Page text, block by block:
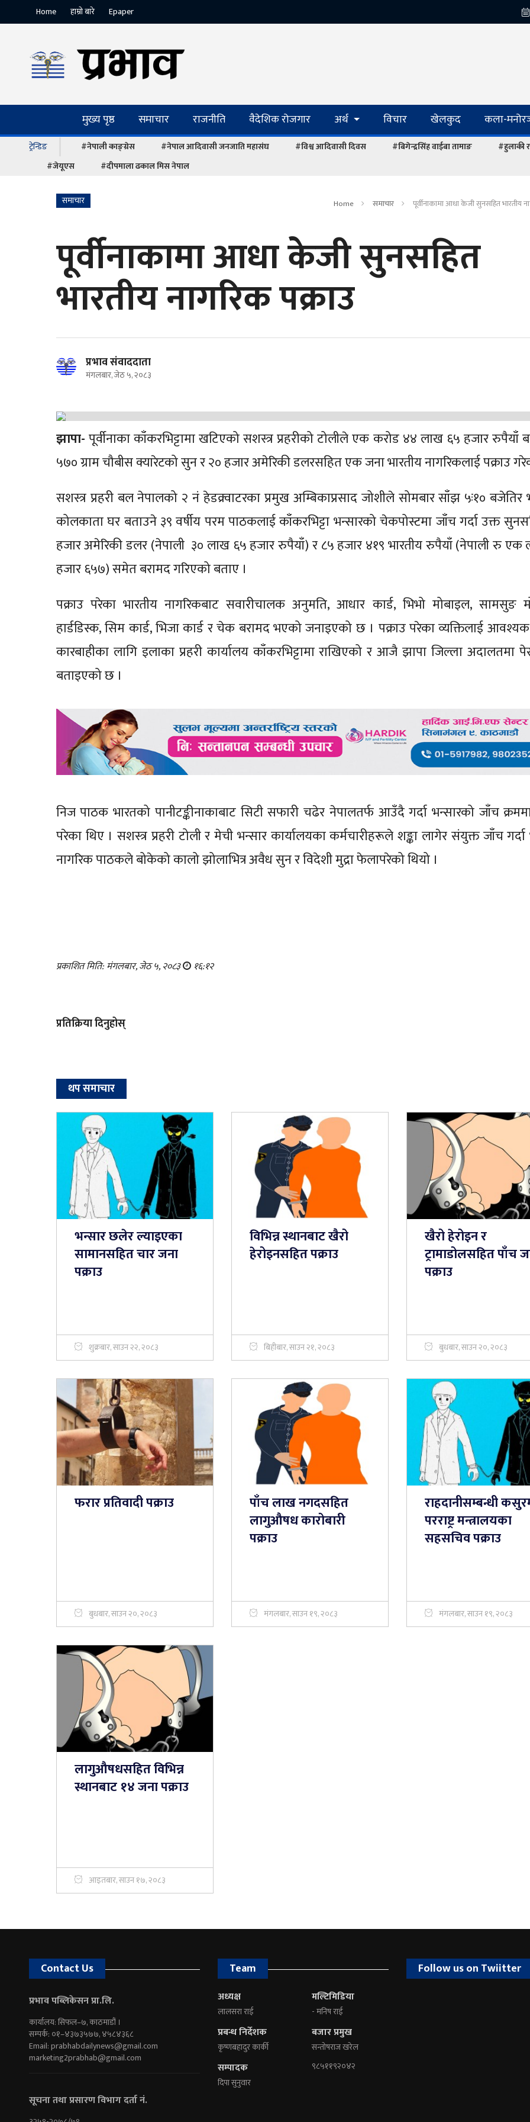
Home हाम्रो बारे Epaper
मुख्य पृष्ठ समाचार राजनीति वैदेशिक रोजगार अर्थ विचार खेलकुद कला-
ट्रेन्डिङ #नेपाली काङ्ग्रेस #नेपाल आदिवासी जनजाति महासंघ #विश्व आदिवासी दिवस #बिगेन्द्रसिंह वाईबा तामाङ
#हुलाकी
#जेयूएस
#दीपमाला ढकाल मिस नेपाल
समाचार Home समाचार पूर्वीनाकामा आधा केजी सुनसहित भारतीय
पूर्वीनाकामा आधा केजी सुनसहित
भारतीय नागरिक पक्राउ
प्रभाव संवाददाता
मंगलबार, जेठ ५, २०८३
झापा-पूर्वीनाका काँकरभिट्टामा खटिएको सशस्त्र प्रहरीको टोलीले एक करोड ४४ लाख ६५ हजार रुपैयाँ
५७० ग्राम चौबीस क्यारेटको सुन र २० हजार अमेरिकी डलरसहित एक जना भारतीय नागरिकलाई पक्राउ
सशस्त्र प्रहरी बल नेपालको २ नं हेडक्र्वाटरका प्रमुख अम्बिकाप्रसाद जोशीले सोमबार साँझ ५ः१० बजेतिर
कोलकाता घर बताउने ३९ वर्षीय परम पाठकलाई काँकरभिट्टा भन्सारको चेकपोस्टमा जाँच गर्दा उक्त
हजार अमेरिकी डलर (नेपाली ३० लाख ६५ हजार रुपैयाँ) र ८५ हजार ४१९ भारतीय रुपैयाँ (नेपाली रु एक
हजार ६५७) समेत बरामद गरिएको बताए ।
पक्राउ परेका भारतीय नागरिकबाट सवारीचालक अनुमति, आधार कार्ड, भिभो मोबाइल, सामसुङ
हार्डडिस्क, सिम कार्ड, भिजा कार्ड र चेक बरामद भएको जनाइएको छ । पक्राउ परेका व्यक्तिलाई
कारबाहीका लागि इलाका प्रहरी कार्यालय काँकरभिट्टामा राखिएको र आजै झापा जिल्ला अदालतमा
बताइएको छ ।
निज पाठक भारतको पानीटङ्कीनाकाबाट सिटी सफारी चढेर नेपालतर्फ आउँदै गर्दा भन्सारको जाँच
परेका थिए । सशस्त्र प्रहरी टोली र मेची भन्सार कार्यालयका कर्मचारीहरूले शङ्का लागेर संयुक्त जाँच गर्दा
नागरिक पाठकले बोकेको कालो झोलाभित्र अवैध सुन र विदेशी मुद्रा फेलापरेको थियो ।
प्रकाशित मिति: मंगलबार, जेठ ५, २०८३ १६:१२
प्रतिक्रिया दिनुहोस्
थप समाचार
भन्सार छलेर ल्याइएका
सामानसहित चार जना
पक्राउ
शुक्रबार, साउन २२, २०८३
विभिन्न स्थानबाट खैरो
हेरोइनसहित पक्राउ
बिहीबार, साउन २१, २०८३
खैरो हेरोइन र
ट्रामाडोलसहित पाँच
पक्राउ
बुधबार, साउन २०, २०८३
फरार प्रतिवादी पक्राउ
बुधबार, साउन २०, २०८३
पाँच लाख नगदसहित
लागुऔषध कारोबारी
पक्राउ
मंगलबार, साउन १९, २०८३
राहदानीसम्बन्धी
परराष्ट्र मन्त्रालयका
सहसचिव पक्राउ
मंगलबार, साउन १९, २०८३
लागुऔषधसहित विभिन्न
स्थानबाट १४ जना पक्राउ
आइतबार, साउन १७, २०८३
Contact Us
प्रभाव पब्लिकेसन प्रा.लि.
कार्यालय: सिफल–७, काठमाडौं ।
सम्पर्क: ०१–४३७३५७७, ४५८४३६८
Email:prabhabdailynews@gmail.com
marketing2prabhab@gmail.com
सूचना तथा प्रसारण विभाग दर्ता नं.
Team
अध्यक्ष
लालसरा राई
प्रबन्ध निर्देशक
कृष्णबहादुर कार्की
सम्पादक
दिपा सुनुवार
मल्टिमिडिया
- मनिष राई
बजार प्रमुख
सन्तोषराज खरेल
९८५११९२०४२
Follow us on Twiitter